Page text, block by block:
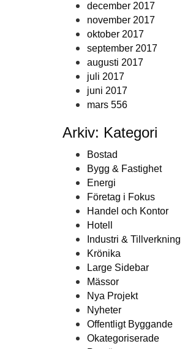
december 2017
november 2017
oktober 2017
september 2017
augusti 2017
juli 2017
juni 2017
mars 556
Arkiv: Kategori
Bostad
Bygg & Fastighet
Energi
Företag i Fokus
Handel och Kontor
Hotell
Industri & Tillverkning
Krönika
Large Sidebar
Mässor
Nya Projekt
Nyheter
Offentligt Byggande
Okategoriserade